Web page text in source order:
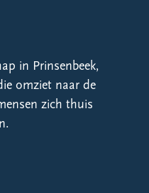
in Prinsenbeek,
omziet naar de
zich thuis